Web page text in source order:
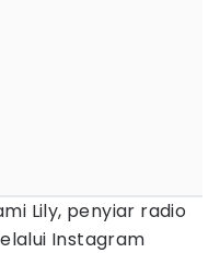
Lily, penyiar radio
Instagram